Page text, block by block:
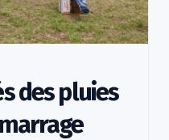
des pluies